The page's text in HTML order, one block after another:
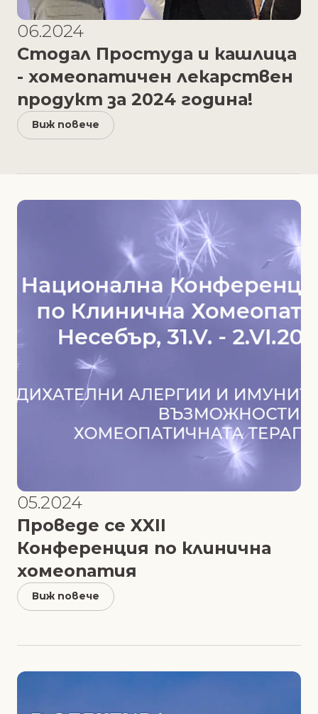
06.2024
Стодал Простуда и кашлица
- хомеопатичен лекарствен
продукт за 2024 година!
Виж повече
05.2024
Проведе се XXII
Конференция по клинична
хомеопатия
Виж повече